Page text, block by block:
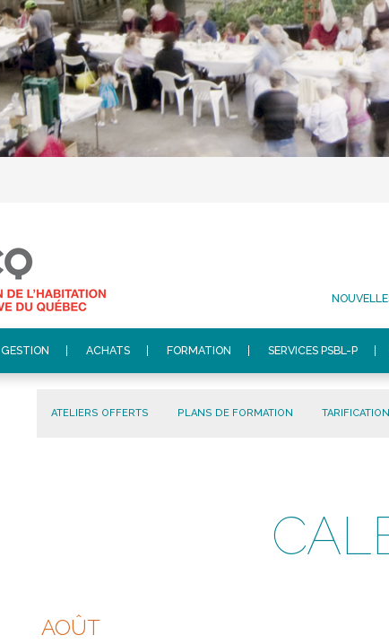
GESTION ACHATS FORMATION SERVICES PSBL-P
ATELIERS OFFERTS PLANS DE FORMATION TARIFICATION
AOÛT